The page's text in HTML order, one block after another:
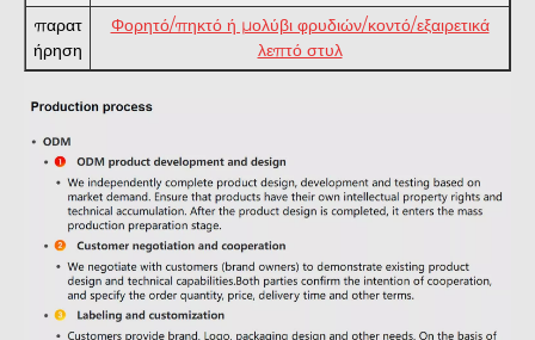
παρατ
ήρηση
Φορητό/πηκτό ή μολύβι φρυδιών/κοντό/εξαιρετικά
λεπτό στυλ